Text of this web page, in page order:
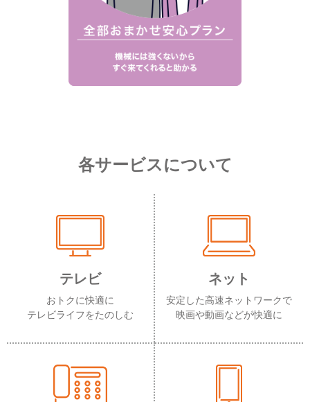
各サービスについて
テレビ
おトクに快適に
テレビライフをたのしむ
ネット
安定した高速ネットワークで
映画や動画などが快適に